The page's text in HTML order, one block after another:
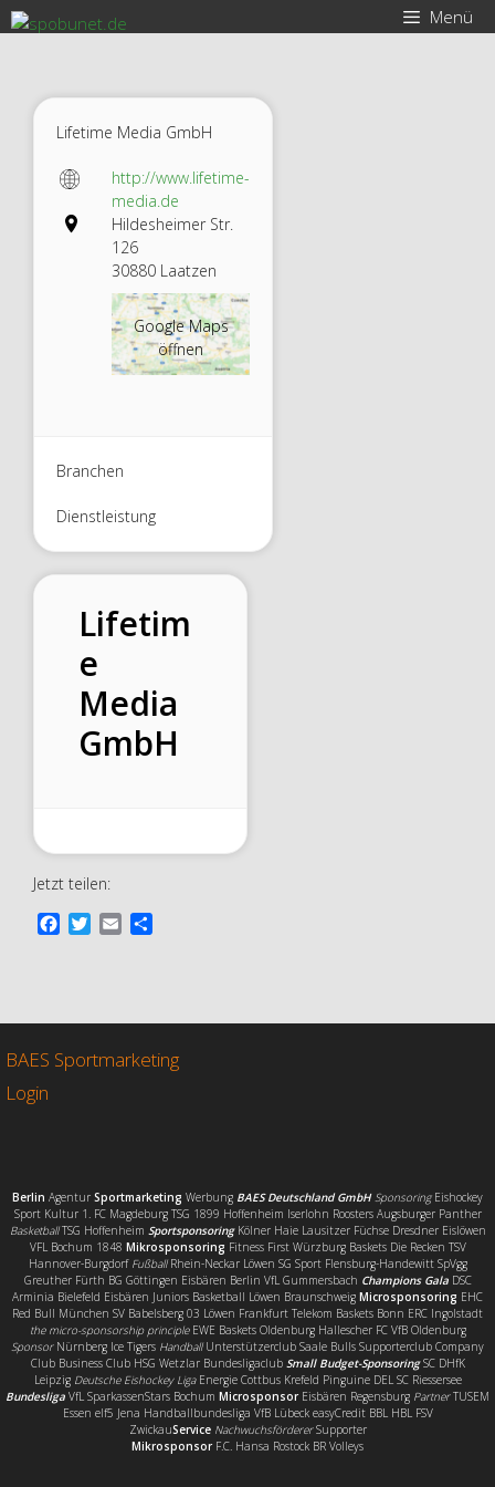
Zum
Inhalt
Menü
Lifetime Media GmbH
http://www.lifetime-
media.de
Hildesheimer Str.
126
30880 Laatzen
Google Maps
öffnen
Branchen
Dienstleistung
Lifetim
e
Media
GmbH
Jetzt teilen:
o
k
r
BAES Sportmarketing
Login
Berlin Agentur Sportmarketing Werbung BAES Deutschland GmbH SponsoringEishockey
Sport Kultur 1. FC Magdeburg TSG 1899 Hoffenheim Iserlohn Roosters Augsburger Panther
BasketballTSG Hoffenheim SportsponsoringKölner Haie Lausitzer Füchse Dresdner Eislöwen
VFL Bochum 1848 Mikrosponsoring Fitness First Würzburg Baskets Die Recken TSV
Hannover-Burgdorf FußballRhein-Neckar Löwen SG Sport Flensburg-Handewitt SpVgg
Greuther Fürth BG Göttingen Eisbären Berlin VfL Gummersbach Champions GalaDSC
Arminia Bielefeld Eisbären Juniors Basketball Löwen Braunschweig Microsponsoring EHC
Red Bull München SV Babelsberg 03 Löwen Frankfurt Telekom Baskets Bonn ERC Ingolstadt
the micro-sponsorship principleEWE Baskets Oldenburg Hallescher FC VfB Oldenburg
SponsorNürnberg Ice Tigers HandballUnterstützerclub Saale Bulls Supporterclub Company
Club Business Club HSG Wetzlar Bundesligaclub Small Budget-SponsoringSC DHfK
Leipzig Deutsche Eishockey LigaEnergie Cottbus Krefeld Pinguine DEL SC Riessersee
Bundesliga VfL SparkassenStars Bochum MicrosponsorEisbären Regensburg PartnerTUSEM
Essen elf5 Jena Handballbundesliga VfB Lübeck easyCredit BBL HBL FSV
ZwickauService NachwuchsfördererSupporter
MikrosponsorF.C. Hansa Rostock BR Volleys